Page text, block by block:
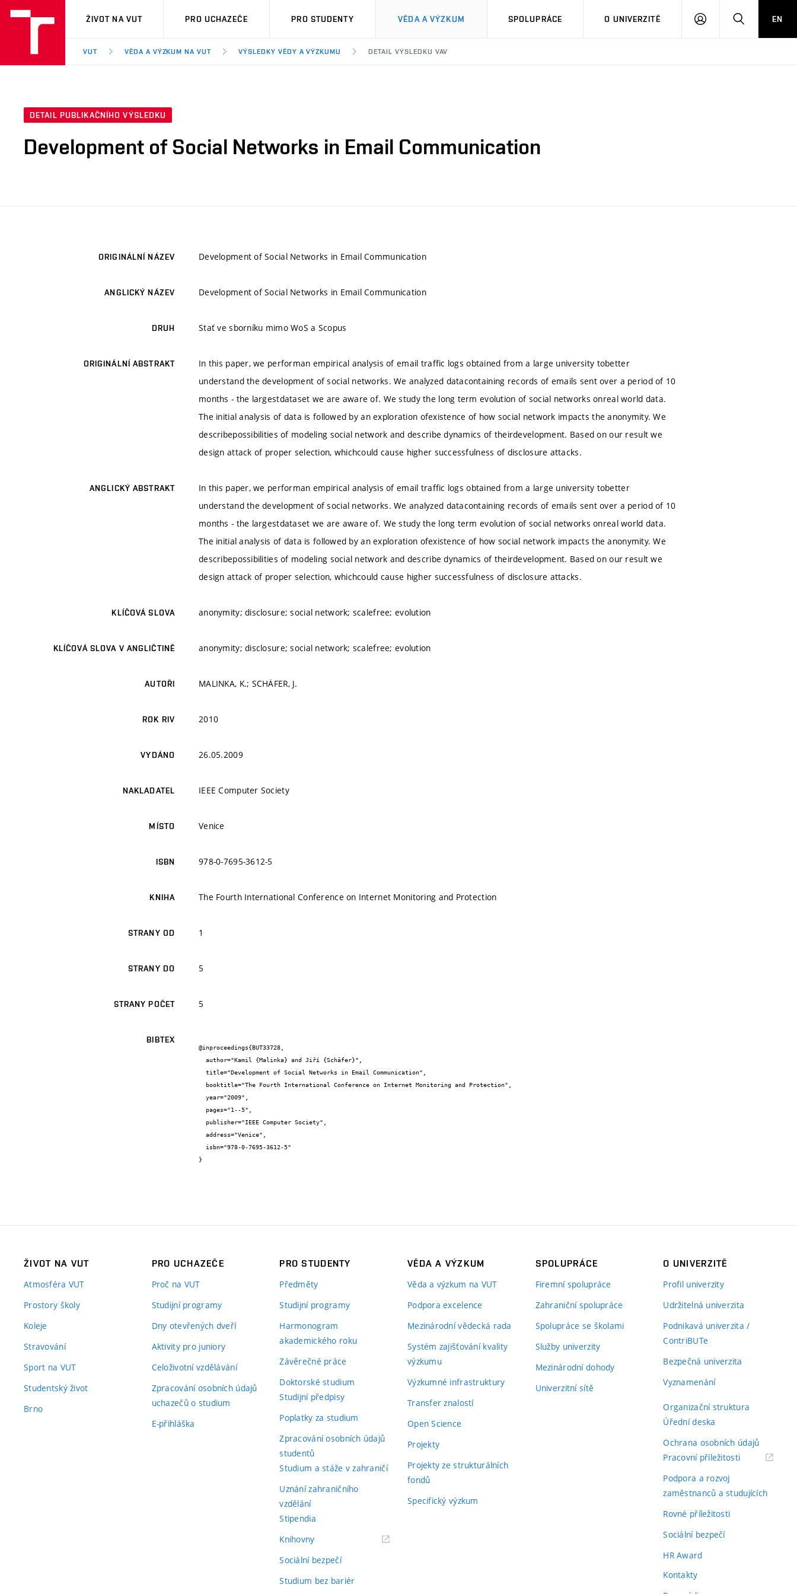
VUT
ŽIVOT NA VUT PRO UCHAZEČE PRO STUDENTY VĚDA A VÝZKUM SPOLUPRÁCE O UNIVERZITĚ
PŘIHLÁSIT HLEDATEN
VUT VĚDA A VÝZKUM NA VUT VÝSLEDKY VĚDY A VÝZKUMU DETAIL VÝSLEDKU VAV
DETAIL PUBLIKAČNÍHO VÝSLEDKU
Development of Social Networks in Email Communication
ORIGINÁLNÍ NÁZEV Development of Social Networks in Email Communication
ANGLICKÝ NÁZEV Development of Social Networks in Email Communication
DRUH Stať ve sborníku mimo WoS a Scopus
ORIGINÁLNÍ ABSTRAKT
In this paper, we performan empirical analysis of email traffic logs obtained from a large university tobetter
understand the development of social networks. We analyzed datacontaining records of emails sent over a period of 10
months - the largestdataset we are aware of. We study the long term evolution of social networks onreal world data.
The initial analysis of data is followed by an exploration ofexistence of how social network impacts the anonymity. We
describepossibilities of modeling social network and describe dynamics of theirdevelopment. Based on our result we
design attack of proper selection, whichcould cause higher successfulness of disclosure attacks.
ANGLICKÝ ABSTRAKT
In this paper, we performan empirical analysis of email traffic logs obtained from a large university tobetter
understand the development of social networks. We analyzed datacontaining records of emails sent over a period of 10
months - the largestdataset we are aware of. We study the long term evolution of social networks onreal world data.
The initial analysis of data is followed by an exploration ofexistence of how social network impacts the anonymity. We
describepossibilities of modeling social network and describe dynamics of theirdevelopment. Based on our result we
design attack of proper selection, whichcould cause higher successfulness of disclosure attacks.
KLÍČOVÁ SLOVA anonymity; disclosure; social network; scalefree; evolution
KLÍČOVÁ SLOVA V ANGLIČTINĚ anonymity; disclosure; social network; scalefree; evolution
AUTOŘI MALINKA, K.; SCHÄFER, J.
ROK RIV 2010
VYDÁNO 26.05.2009
NAKLADATEL IEEE Computer Society
MÍSTO Venice
ISBN 978-0-7695-3612-5
KNIHA The Fourth International Conference on Internet Monitoring and Protection
STRANY OD 1
STRANY DO 5
STRANY POČET 5
BIBTEX
@inproceedings{BUT33728,
}
ŽIVOT NA VUT
Atmosféra VUT
Prostory školy
Koleje
Stravování
Sport na VUT
Studentský život
Brno
PRO UCHAZEČE
Proč na VUT
Studijní programy
Dny otevřených dveří
Aktivity pro juniory
Celoživotní vzdělávání
Zpracování osobních údajů
uchazečů o studium
E-přihláška
PRO STUDENTY
Předměty
Studijní programy
Harmonogram
akademického roku
Závěrečné práce
Doktorské studium
Studijní předpisy
Poplatky za studium
Zpracování osobních údajů
studentů
Studium a stáže v zahraničí
Uznání zahraničního
vzdělání
Stipendia
Knihovny(externí
Sociální bezpečí
Studium bez bariér
VĚDA A VÝZKUM
Věda a výzkum na VUT
Podpora excelence
Mezinárodní vědecká rada
Systém zajišťování kvality
výzkumu
Výzkumné infrastruktury
Transfer znalostí
Open Science
Projekty
Projekty ze strukturálních
fondů
Specifický výzkum
SPOLUPRÁCE
Firemní spolupráce
Zahraniční spolupráce
Spolupráce se školami
Služby univerzity
Mezinárodní dohody
Univerzitní sítě
O UNIVERZITĚ
Profil univerzity
Udržitelná univerzita
Podnikavá univerzita /
ContriBUTe
Bezpečná univerzita
Vyznamenání
Organizační struktura
Úřední deska
Ochrana osobních údajů
Pracovní příležitosti(externí
Podpora a rozvoj
zaměstnanců a studujících
Rovné příležitosti
Sociální bezpečí
HR Award
Kontakty